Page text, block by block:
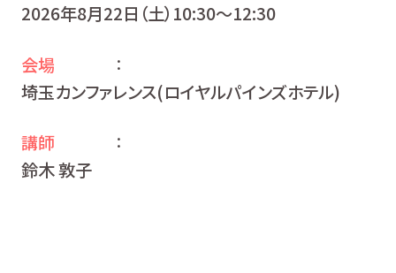
2026年8月22日（土）10:30〜12:30
会場 ：
埼玉カンファレンス(ロイヤルパインズホテル)
講師 ：
鈴木 敦子